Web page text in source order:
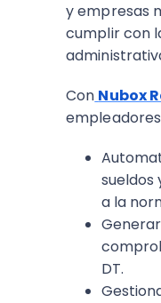
y empresas
cumplir con
Con Nubox
sueldos
a la
DT.